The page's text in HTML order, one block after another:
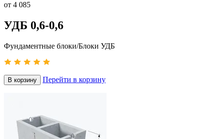
от 4 085
УДБ 0,6-0,6
Фундаментные блоки/Блоки УДБ
В корзину Перейти в корзину